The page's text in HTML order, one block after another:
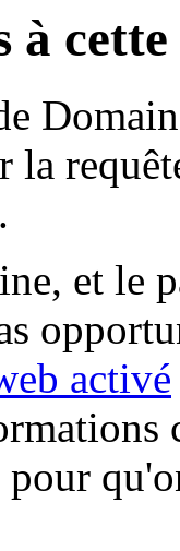
à
la
et le
activé